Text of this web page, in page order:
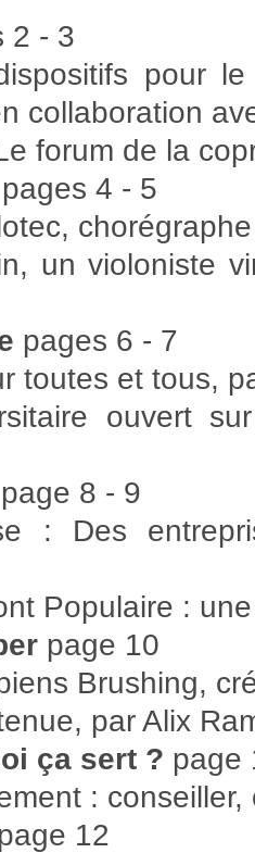
2 - 3
pour
collaboration
forum de la
pages 4 - 5
un violoniste
pages 6 - 7
toutes et tous,
ouvert
page 8 - 9
: Des
Populaire :
page 10
Brushing,
par Alix
ça sert ? page
:
12